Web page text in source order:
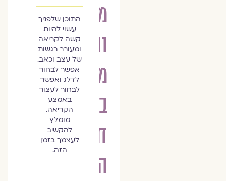
מיניות
ותחושת
מוגנות
בראשית
חיי
הנישואין
התוכן שלפניך
עשוי להיות
קשה לקריאה
ומעורר רגשות
של עצב וכאב.
אפשר לבחור
לדלג ואפשר
לבחור לעצור
באמצע
הקריאה.
מומלץ
להקשיב
לעצמך בזמן
הזה.